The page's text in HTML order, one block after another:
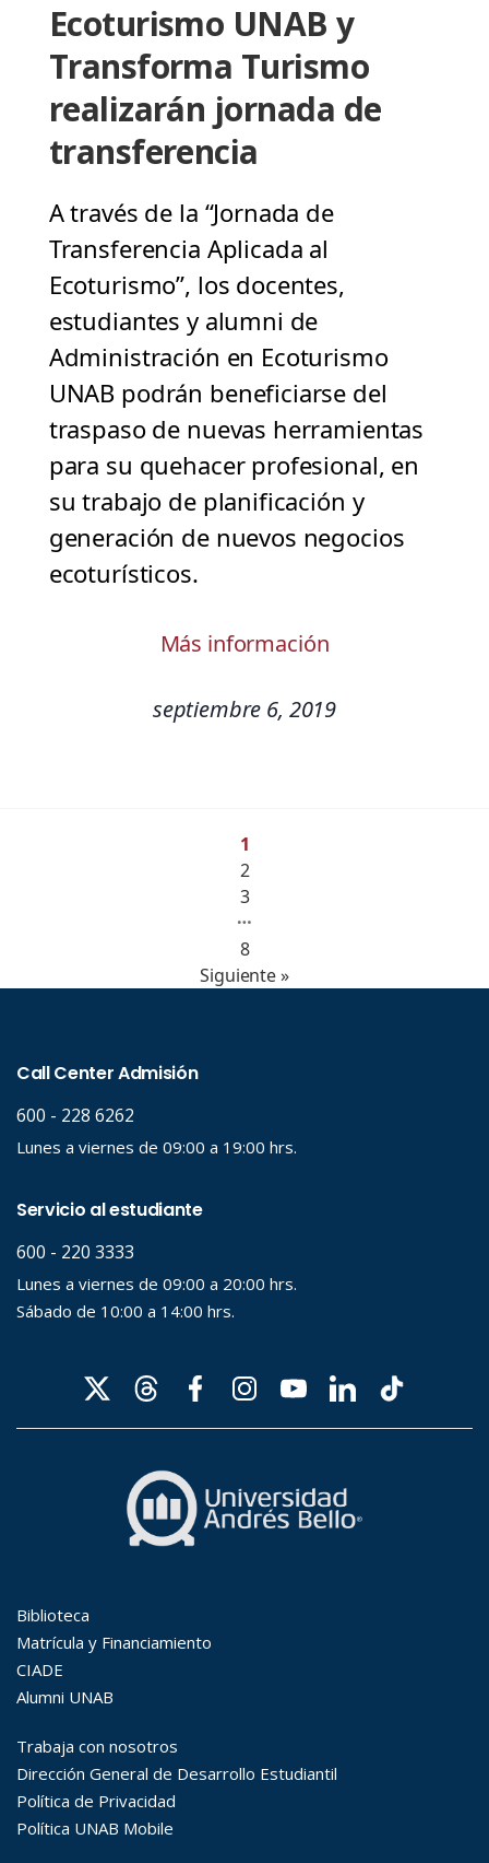
Ecoturismo UNAB y
Transforma Turismo
realizarán jornada de
transferencia
A través de la “Jornada de
Transferencia Aplicada al
Ecoturismo”, los docentes,
estudiantes y alumni de
Administración en Ecoturismo
UNAB podrán beneficiarse del
traspaso de nuevas herramientas
para su quehacer profesional, en
su trabajo de planificación y
generación de nuevos negocios
ecoturísticos.
Más información
septiembre 6, 2019
1
2
3
…
8
Siguiente »